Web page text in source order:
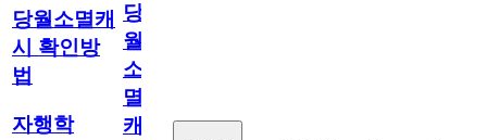
당월소멸캐
시 확인방
법
자행학
당
월
소
멸
캐